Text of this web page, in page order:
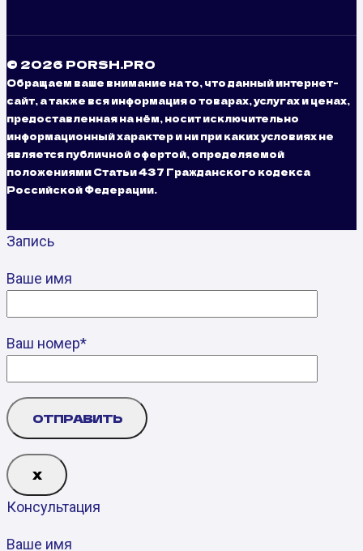
© 2026 PORSH.PRO
Обращаем ваше внимание на то, что данный интернет-
сайт, а также вся информация о товарах, услугах и ценах,
предоставленная на нём, носит исключительно
информационный характер и ни при каких условиях не
является публичной офертой, определяемой
положениями Статьи 437 Гражданского кодекса
Российской Федерации.
Запись
Ваше имя
Ваш номер*
Х
Консультация
Ваше имя